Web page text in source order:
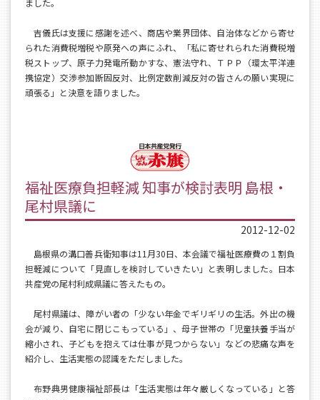
ました。
吉儀氏は支援に感謝を述べ、商店や業界団体、自治体などから寄せ
られた消費税増税や原発への声にふれ、「私に寄せれられた消費税増
税ストップ、原子力発電所動かすな、憲法守れ、ＴＰＰ（環太平洋連
携協定）交渉参加断固反対、比例定数削減反対の皆さんの願い実現に
頑張る」と決意を語りました。
福祉医療負担軽減 知事が検討表明 島根・
尾村県議に
2012-12-02
島根県の溝口善兵衛知事は11月30日、本会議で福祉医療費の１割負
担軽減について「見直しを検討していきたい」と表明しました。日本
共産党の尾村利成県議に答えたもの。
尾村県議は、障がい者の「少ない年金でギリギリの生活。外出の機
会が減り、自宅に閉じこもっている」、母子世帯の「児童扶養手当が
縮小され、子どもを抱えては仕事が見つからない」などの悲痛な声を
紹介し、生活実態の認識をただしました。
布野典男健康福祉部長は「生活実態は年々厳しくなっている」と答